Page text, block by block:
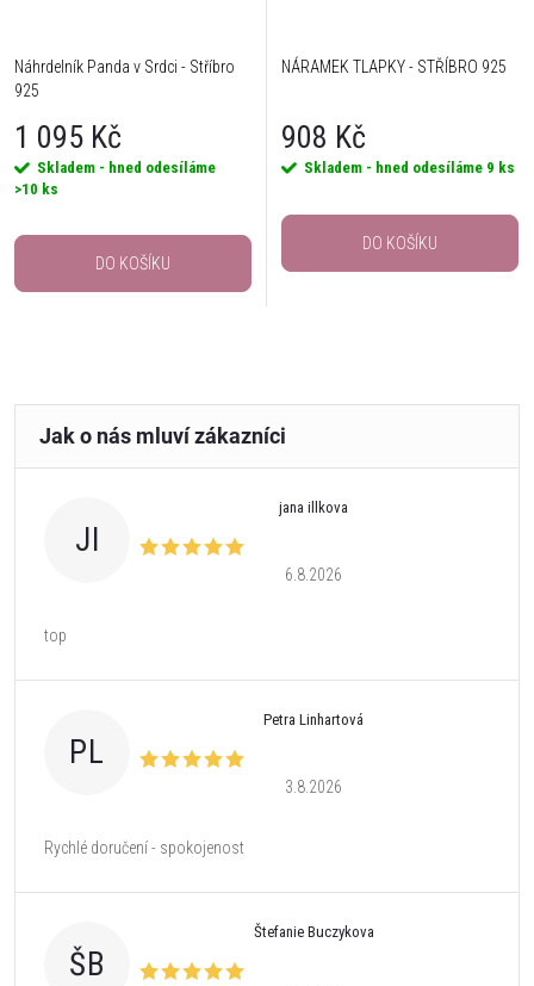
Náhrdelník Panda v Srdci - Stříbro
925
1 095 Kč
Skladem - hned odesíláme
>10 ks
DO KOŠÍKU
NÁRAMEK TLAPKY - STŘÍBRO 925
908 Kč
Skladem - hned odesíláme 9 ks
DO KOŠÍKU
JI
jana illkova
6.8.2026
top
PL
Petra Linhartová
3.8.2026
Rychlé doručení - spokojenost
ŠB
Štefanie Buczykova